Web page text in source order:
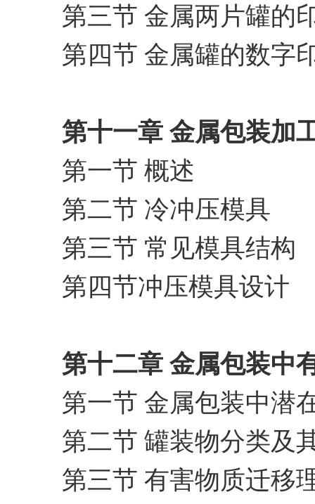
第三节 金属两片罐的
第四节 金属罐的数字
第十一章 金属包装加
第一节 概述
第二节 冷冲压模具
第三节 常见模具结构
第四节冲压模具设计
第十二章 金属包装中
第一节 金属包装中潜
第二节 罐装物分类及
第三节 有害物质迁移